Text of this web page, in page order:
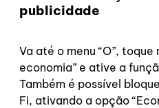
publicidade
Va até o menu “O”,
economia” e ative a
Também é possível
Fi, ativando a opção